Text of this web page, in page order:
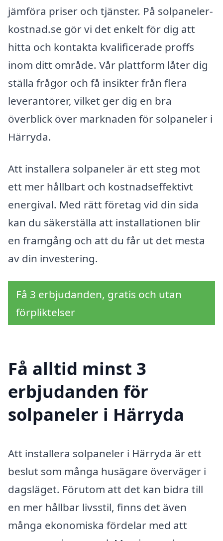
jämföra priser och tjänster. På solpaneler-
kostnad.se gör vi det enkelt för dig att
hitta och kontakta kvalificerade proffs
inom ditt område. Vår plattform låter dig
ställa frågor och få insikter från flera
leverantörer, vilket ger dig en bra
överblick över marknaden för solpaneler i
Härryda.
Att installera solpaneler är ett steg mot
ett mer hållbart och kostnadseffektivt
energival. Med rätt företag vid din sida
kan du säkerställa att installationen blir
en framgång och att du får ut det mesta
av din investering.
Få 3 erbjudanden, gratis och utan
förpliktelser
Få alltid minst 3
erbjudanden för
solpaneler i Härryda
Att installera solpaneler i Härryda är ett
beslut som många husägare överväger i
dagsläget. Förutom att det kan bidra till
en mer hållbar livsstil, finns det även
många ekonomiska fördelar med att